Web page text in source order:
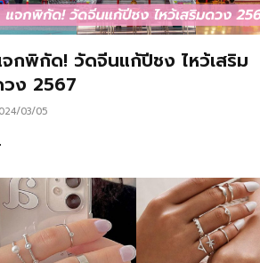
กพิกัด! วัดจีนแก้ปีชง ไหว้เสริม
ง 2567
03/05